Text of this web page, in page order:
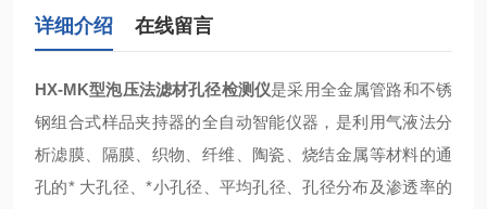
详细介绍 在线留言
HX-MK型泡压法滤材孔径检测仪是采用全金属管路和不锈
钢组合式样品夹持器的全自动智能仪器，是利用气液法分
析滤膜、隔膜、织物、纤维、陶瓷、烧结金属等材料的通
孔的* 大孔径、*小孔径、平均孔径、孔径分布及渗透率的